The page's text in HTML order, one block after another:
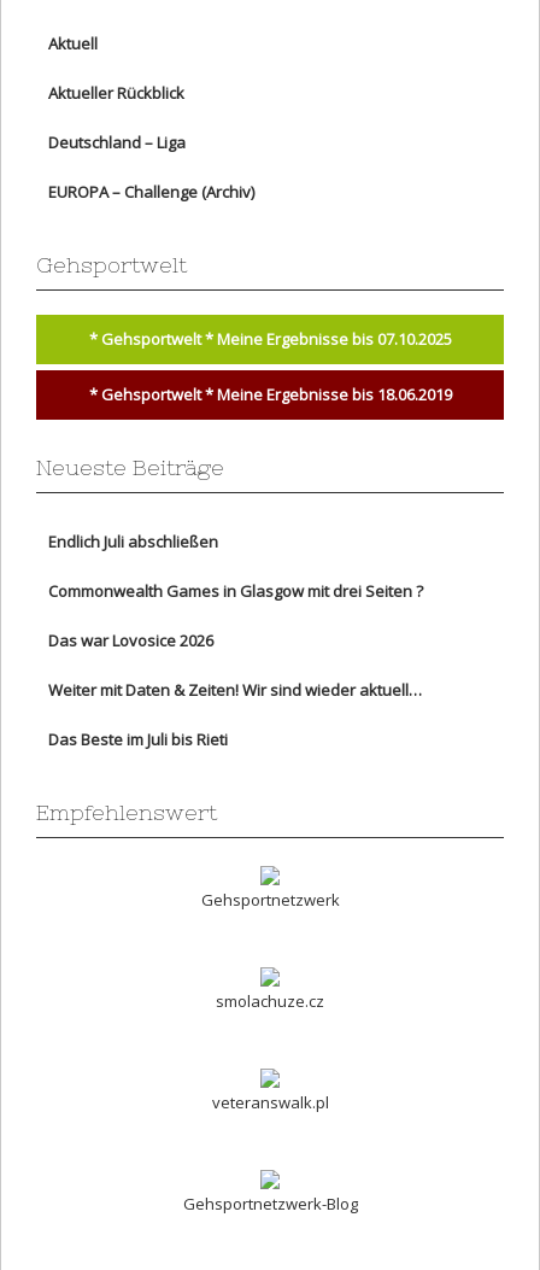
Aktuell
Aktueller Rückblick
Deutschland – Liga
EUROPA – Challenge (Archiv)
Gehsportwelt
* Gehsportwelt * Meine Ergebnisse bis 07.10.2025
* Gehsportwelt * Meine Ergebnisse bis 18.06.2019
Neueste Beiträge
Endlich Juli abschließen
Commonwealth Games in Glasgow mit drei Seiten ?
Das war Lovosice 2026
Weiter mit Daten & Zeiten! Wir sind wieder aktuell…
Das Beste im Juli bis Rieti
Empfehlenswert
Gehsportnetzwerk
smolachuze.cz
veteranswalk.pl
Gehsportnetzwerk-Blog